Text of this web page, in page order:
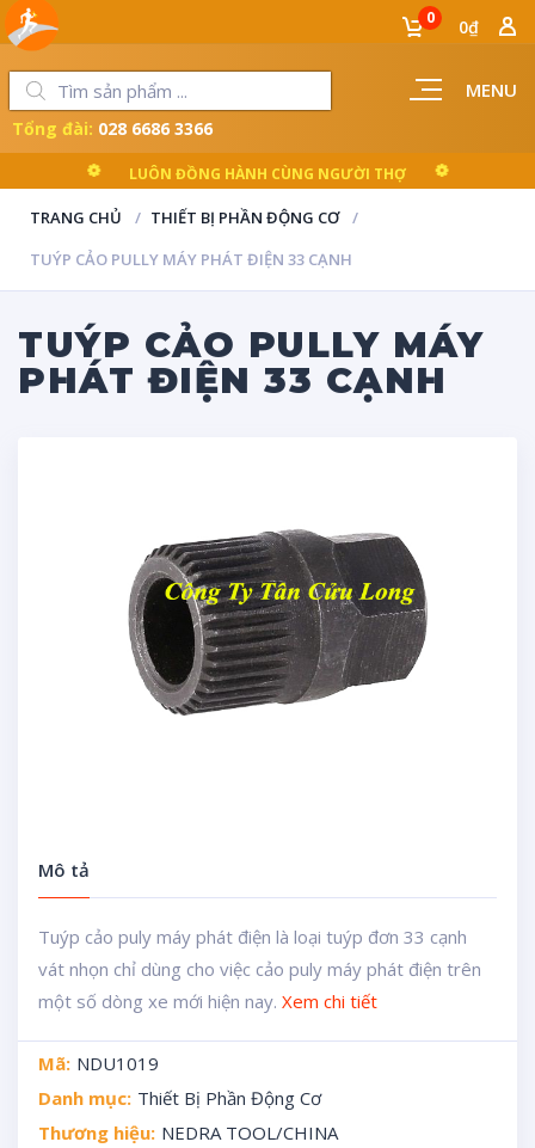
MENU
0 0₫
LUÔN ĐỒNG HÀNH CÙNG NGƯỜI THỢ
Tổng đài: 028 6686 3366
TRANG CHỦ
THIẾT BỊ PHẦN ĐỘNG CƠ
TUÝP CẢO PULLY MÁY PHÁT ĐIỆN 33 CẠNH
TUÝP CẢO PULLY MÁY
PHÁT ĐIỆN 33 CẠNH
Mô tả
Tuýp cảo puly máy phát điện là loại tuýp đơn 33 cạnh
vát nhọn chỉ dùng cho việc cảo puly máy phát điện trên
một số dòng xe mới hiện nay. Xem chi tiết
Mã: NDU1019
Danh mục: Thiết Bị Phần Động Cơ
Thương hiệu: NEDRA TOOL/CHINA